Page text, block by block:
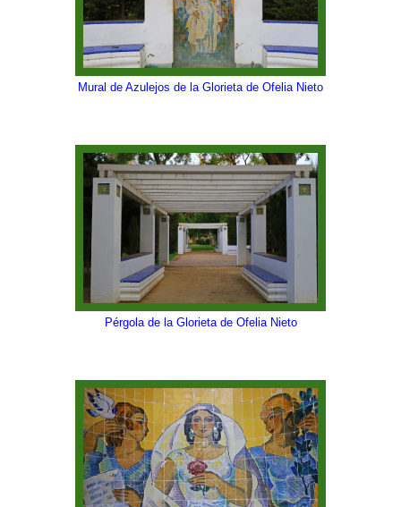
Mural de Azulejos de la Glorieta de Ofelia Nieto
Pérgola de la Glorieta de Ofelia Nieto